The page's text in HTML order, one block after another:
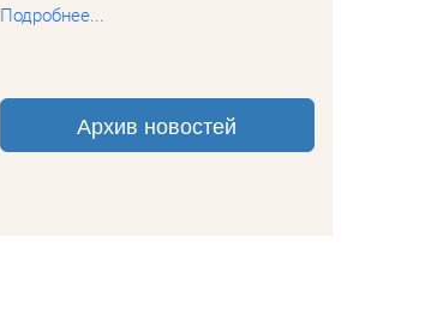
Подробнее...
Архив новостей